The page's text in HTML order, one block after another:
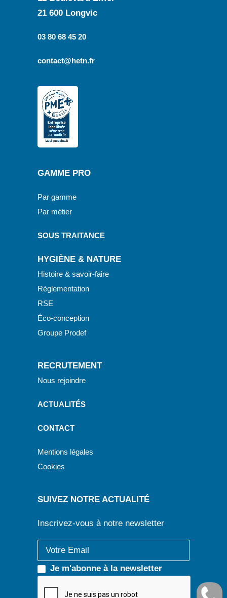
21 600 Longvic
03 80 68 45 20
contact@hetn.fr
GAMME PRO
Par gamme
Par métier
SOUS TRAITANCE
HYGIÈNE & NATURE
Histoire & savoir-faire
Réglementation
RSE
Éco-conception
Groupe Prodef
RECRUTEMENT
Nous rejoindre
ACTUALITÉS
CONTACT
Mentions légales
Cookies
SUIVEZ NOTRE ACTUALITÉ
Inscrivez-vous à notre newsletter
Je m'abonne à la newsletter